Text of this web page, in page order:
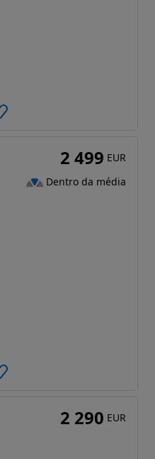
2 499 EUR
Dentro da média
2 290 EUR